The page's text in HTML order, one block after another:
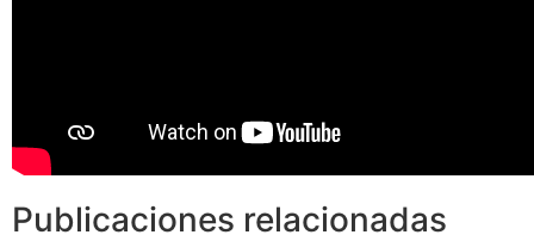
Publicaciones relacionadas